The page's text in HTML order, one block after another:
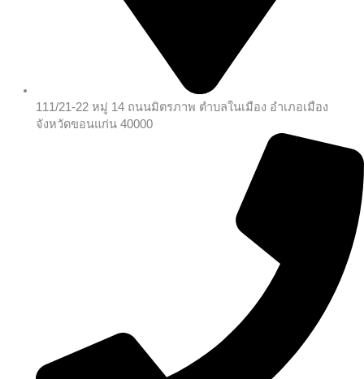
111/21-22 หมู่ 14 ถนนมิตรภาพ ตำบลในเมือง อำเภอเมือง
จังหวัดขอนแก่น 40000